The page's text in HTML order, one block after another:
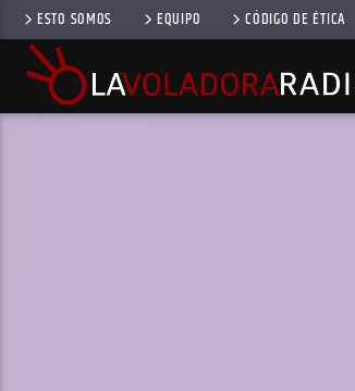
ESTO SOMOS EQUIPO CÓDIGO DE ÉTICA